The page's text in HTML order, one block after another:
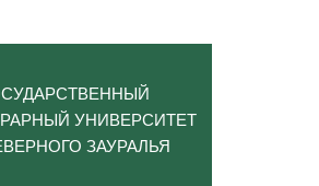
УНИВЕРСИТЕТ
ЗАУРАЛЬЯ